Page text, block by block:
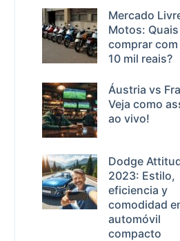
Mercado
Motos: Quais
comprar
10 mil reais?
Áustria vs
Veja como
ao vivo!
Dodge
2023: Estilo,
eficiencia y
comodidad
automóvil
compacto